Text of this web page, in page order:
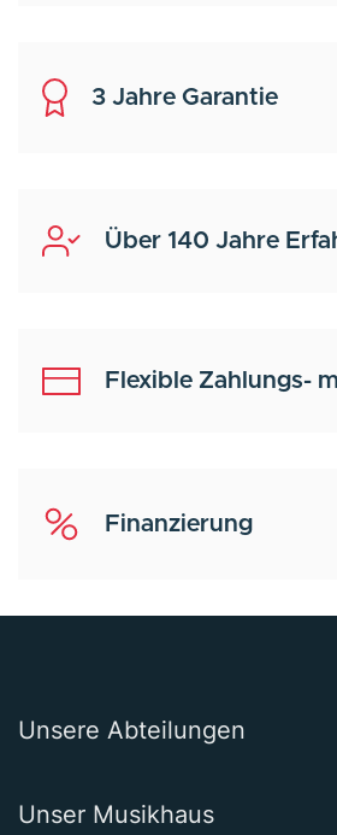
3 Jahre Garantie
Über 140 Jahre
Flexible Zahlungs-
Finanzierung
Unsere Abteilungen
Unser Musikhaus